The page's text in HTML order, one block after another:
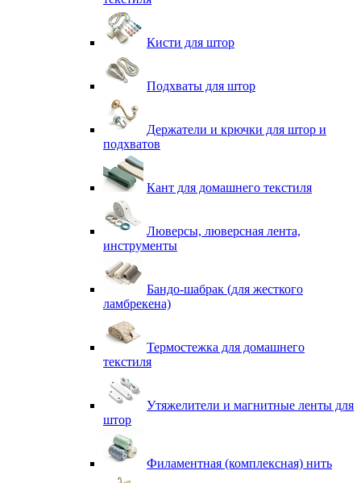
Кисти для штор
Подхваты для штор
Держатели и крючки для штор и
подхватов
Кант для домашнего текстиля
Люверсы, люверсная лента,
инструменты
Бандо-шабрак (для жесткого
ламбрекена)
Термостежка для домашнего
текстиля
Утяжелители и магнитные ленты для
штор
Филаментная (комплексная) нить